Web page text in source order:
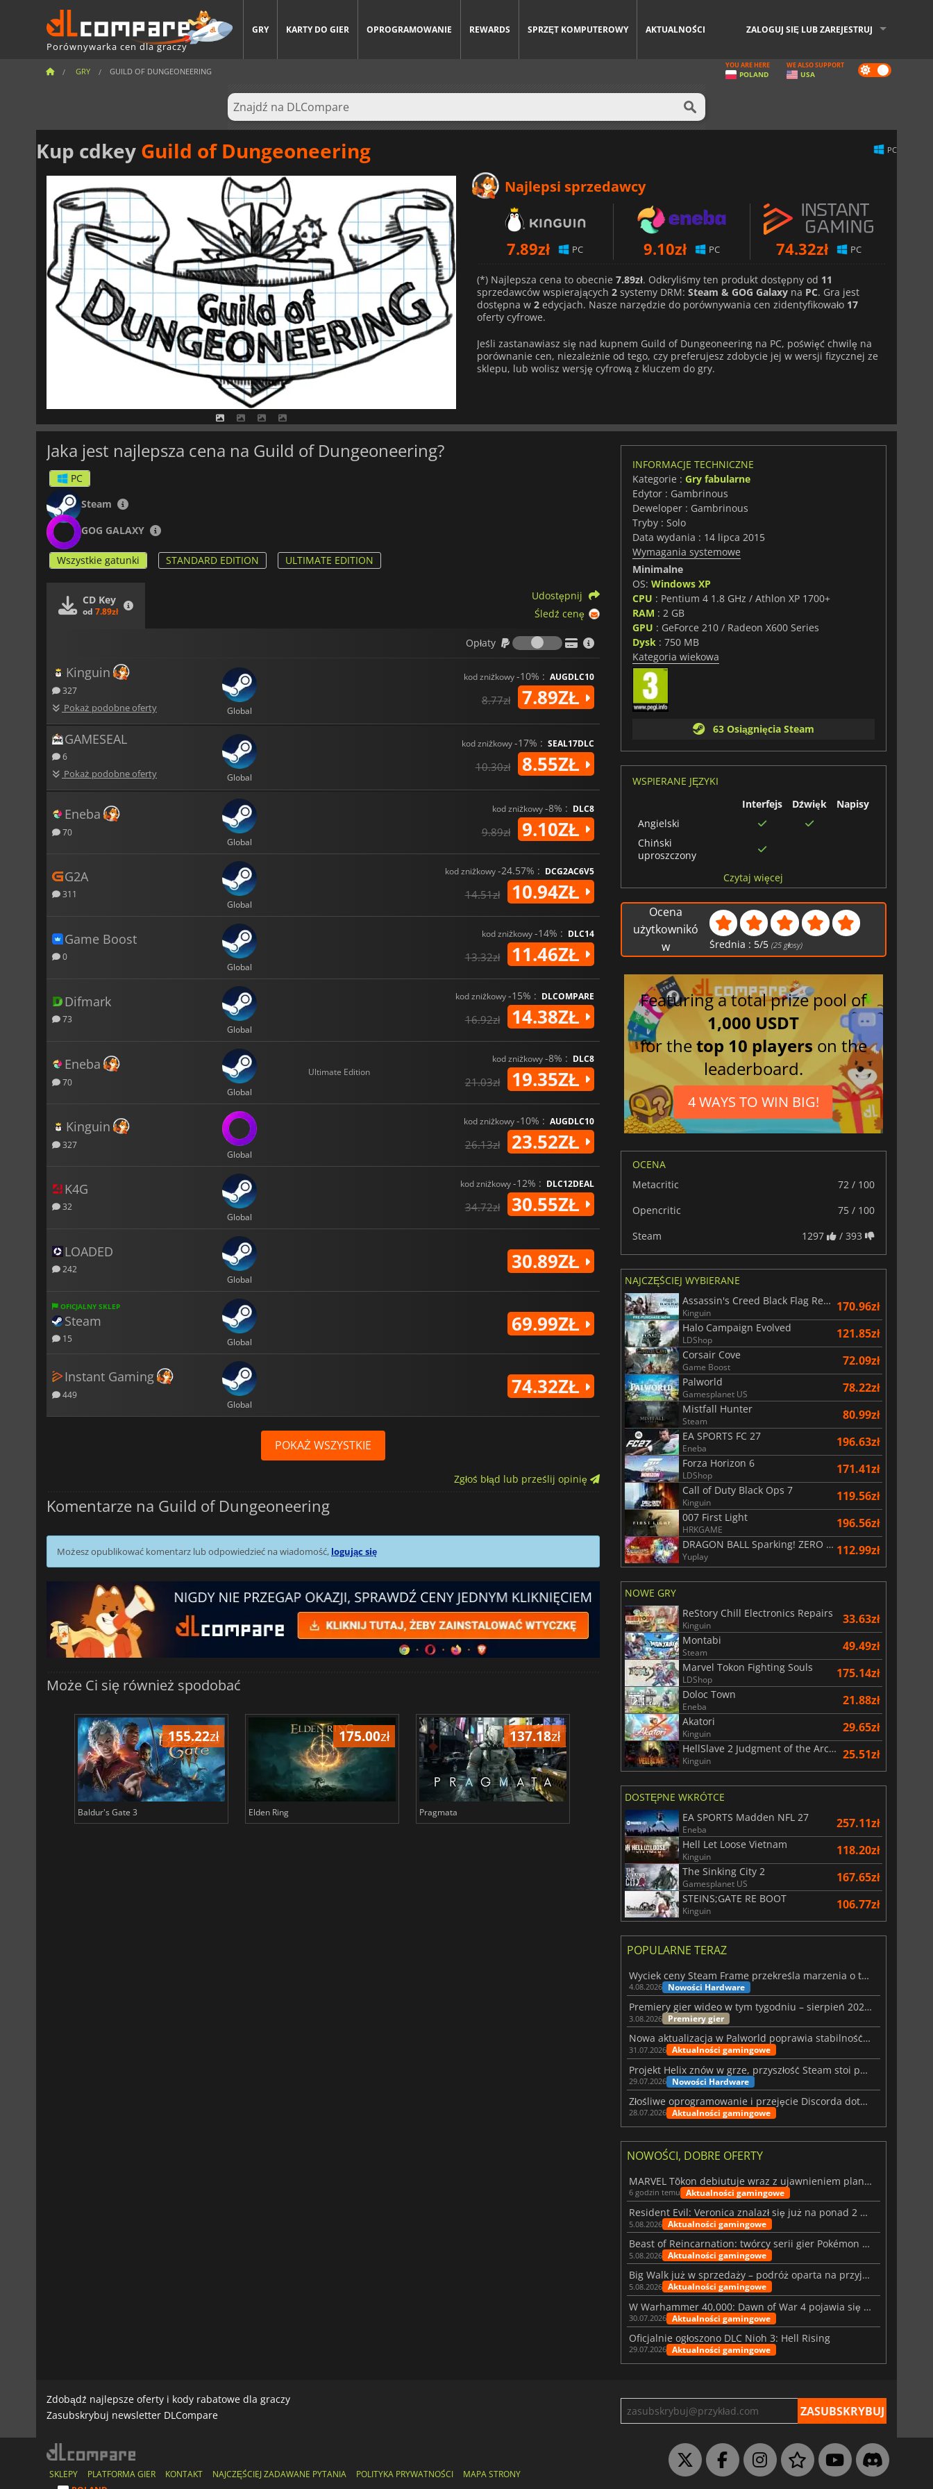
Porównywarka cen dla graczy
GRY KARTY DO GIER OPROGRAMOWANIE REWARDS SPRZĘT KOMPUTEROWY AKTUALNOŚCI ZALOGUJ SIĘ LUB ZAREJESTRUJ
GRY GUILD OF DUNGEONEERING Dark
mode
YOU ARE HERE
POLAND
WE ALSO SUPPORT
USA
Kup cdkey Guild of Dungeoneering PC
Najlepsi sprzedawcy
7.89zł PC 9.10zł PC 74.32zł PC
(*) Najlepsza cena to obecnie 7.89zł. Odkryliśmy ten produkt dostępny od 11
sprzedawców wspierających 2 systemy DRM: Steam & GOG Galaxy na PC. Gra jest
dostępna w 2 edycjach. Nasze narzędzie do porównywania cen zidentyfikowało 17
oferty cyfrowe.
Jeśli zastanawiasz się nad kupnem Guild of Dungeoneering na PC, poświęć chwilę na
porównanie cen, niezależnie od tego, czy preferujesz zdobycie jej w wersji fizycznej ze
sklepu, lub wolisz wersję cyfrową z kluczem do gry.
Jaka jest najlepsza cena na Guild of Dungeoneering?
PC
Steam
GOG GALAXY
Wszystkie gatunki STANDARD EDITION ULTIMATE EDITION
CD Key
od 7.89zł
Udostępnij
Śledź cenę
Opłaty
Opłaty
Kinguin
327
Pokaż podobne oferty Global
kod zniżkowy-10% : AUGDLC10
8.77zł 7.89ZŁ
GAMESEAL
6
Pokaż podobne oferty Global
kod zniżkowy-17% : SEAL17DLC
10.30zł 8.55ZŁ
Eneba
70
Global
kod zniżkowy-8% : DLC8
9.89zł 9.10ZŁ
G2A
311
Global
kod zniżkowy-24.57% : DCG2AC6V5
14.51zł 10.94ZŁ
Game Boost
0
Global
kod zniżkowy-14% : DLC14
13.32zł 11.46ZŁ
Difmark
73
Global
kod zniżkowy-15% : DLCOMPARE
16.92zł 14.38ZŁ
Eneba
70
Global
Ultimate Edition
kod zniżkowy-8% : DLC8
21.03zł 19.35ZŁ
Kinguin
327
Global
kod zniżkowy-10% : AUGDLC10
26.13zł 23.52ZŁ
K4G
32
Global
kod zniżkowy-12% : DLC12DEAL
34.72zł 30.55ZŁ
LOADED
242
Global
30.89ZŁ
OFICJALNY SKLEP
Steam
15 Global
69.99ZŁ
Instant Gaming
449
Global
74.32ZŁ
POKAŻ WSZYSTKIE
Zgłoś błąd lub prześlij opinię
Komentarze na Guild of Dungeoneering
Możesz opublikować komentarz lub odpowiedzieć na wiadomość, logując się
Może Ci się również spodobać
155.22zł
Baldur's Gate 3
175.00zł
Elden Ring
137.18zł
Pragmata
29.01zł
Total War WARHAMMER 3
66.54
Lies Of P
INFORMACJE TECHNICZNE
Kategorie : Gry fabularne
Edytor : Gambrinous
Deweloper : Gambrinous
Tryby : Solo
Data wydania : 14 lipca 2015
Wymagania systemowe
Minimalne
OS: Windows XP
CPU : Pentium 4 1.8 GHz / Athlon XP 1700+
RAM : 2 GB
GPU : GeForce 210 / Radeon X600 Series
Dysk: 750 MB
Kategoria wiekowa
63 Osiągnięcia Steam
WSPIERANE JĘZYKI
Interfejs
Dźwięk
Napisy
Angielski
Chiński
uproszczony
Koreański
Czytaj więcej
Ocena
użytkownikó
w
Średnia : 5/5 (25 głosy)
Featuring a total prize pool of
1,000 USDT
for thetop 10 players on the
leaderboard.
4 WAYS TO WIN BIG!
OCENA
Metacritic
72 / 100
Opencritic
75 / 100
Steam
1297 / 393
NAJCZĘŚCIEJ WYBIERANE
Assassin's Creed Black Flag Resynced
Kinguin 170.96zł
Halo Campaign Evolved
LDShop 121.85zł
Corsair Cove
Game Boost 72.09zł
Palworld
Gamesplanet US 78.22zł
Mistfall Hunter
Steam 80.99zł
EA SPORTS FC 27
Eneba 196.63zł
Forza Horizon 6
LDShop 171.41zł
Call of Duty Black Ops 7
Kinguin 119.56zł
007 First Light
HRKGAME 196.56zł
DRAGON BALL Sparking! ZERO Super Limit Breaking NEO
Yuplay 112.99zł
NOWE GRY
ReStory Chill Electronics Repairs
Kinguin 33.63zł
Montabi
Steam 49.49zł
Marvel Tokon Fighting Souls
LDShop 175.14zł
Doloc Town
Eneba 21.88zł
Akatori
Kinguin 29.65zł
HellSlave 2 Judgment of the Archon
Kinguin 25.51zł
DOSTĘPNE WKRÓTCE
EA SPORTS Madden NFL 27
Eneba 257.11zł
Hell Let Loose Vietnam
Kinguin 118.20zł
The Sinking City 2
Gamesplanet US 167.65zł
STEINS;GATE RE BOOT
Kinguin 106.77zł
POPULARNE TERAZ
Wyciek ceny Steam Frame przekreśla marzenia o tanim zestawie VR
4.08.2026 Nowości Hardware
Premiery gier wideo w tym tygodniu – sierpień 2026 r. (32. tydzień)
3.08.2026 Premiery gier
Nowa aktualizacja w Palworld poprawia stabilność Sunreach i walk z bossami
31.07.2026 Aktualności gamingowe
Projekt Helix znów w grze, przyszłość Steam stoi pod znakiem zapytania
29.07.2026 Nowości Hardware
Złośliwe oprogramowanie i przejęcie Discorda dotknęły Meccha Chameleon
28.07.2026 Aktualności gamingowe
NOWOŚCI, DOBRE OFERTY
MARVEL Tōkon debiutuje wraz z ujawnieniem planu rozwoju na pierwszy rok
6 godzin temu Aktualności gamingowe
Resident Evil: Veronica znalazł się już na ponad 2 milionach list życzeń
5.08.2026 Aktualności gamingowe
Beast of Reincarnation: twórcy serii gier Pokémon wkraczają na nową ścieżkę
5.08.2026 Aktualności gamingowe
Big Walk już w sprzedaży – podróż oparta na przyjaźni
5.08.2026 Aktualności gamingowe
W Warhammer 40,000: Dawn of War 4 pojawia się frakcja Nekronów
30.07.2026 Aktualności gamingowe
Oficjalnie ogłoszono DLC Nioh 3: Hell Rising
29.07.2026 Aktualności gamingowe
Zdobądź najlepsze oferty i kody rabatowe dla graczy
Zasubskrybuj newsletter DLCompare
SKLEPY PLATFORMA GIER KONTAKT NAJCZĘŚCIEJ ZADAWANE PYTANIA POLITYKA PRYWATNOŚCI
MAPA STRONY